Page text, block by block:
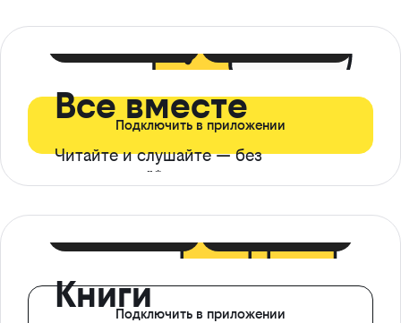
Все вместе
Читайте и слушайте — без
ограничений*
Подключить в приложении
КнигиПодключить в приложении